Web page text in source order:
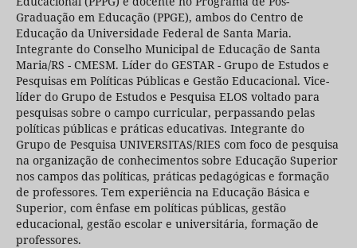
Graduação em Educação (PPGE), ambos do Centro de
Educação da Universidade Federal de Santa Maria.
Integrante do Conselho Municipal de Educação de Santa
Maria/RS - CMESM. Líder do GESTAR - Grupo de Estudos e
Pesquisas em Políticas Públicas e Gestão Educacional. Vice-
líder do Grupo de Estudos e Pesquisa ELOS voltado para
pesquisas sobre o campo curricular, perpassando pelas
políticas públicas e práticas educativas. Integrante do
Grupo de Pesquisa UNIVERSITAS/RIES com foco de pesquisa
na organização de conhecimentos sobre Educação Superior
nos campos das políticas, práticas pedagógicas e formação
de professores. Tem experiência na Educação Básica e
Superior, com ênfase em políticas públicas, gestão
educacional, gestão escolar e universitária, formação de
professores.